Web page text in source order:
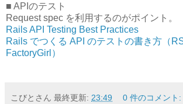
■ APIのテスト
Request spec を利用するのがポイント。
Rails API Testing Best Practices
Rails でつくる API のテストの書き方（
FactoryGirl）
こびとさん 最終更新: 23:49 0 件のコメント: